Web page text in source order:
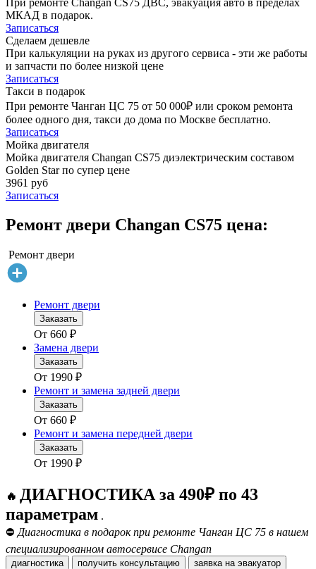
МКАД в подарок.
Записаться
Сделаем дешевле
При калькуляции на руках из другого сервиса - эти же работы
и запчасти по более низкой цене
Записаться
Такси в подарок
При ремонте Чанган ЦС 75 от 50 000₽ или сроком ремонта
более одного дня, такси до дома по Москве бесплатно.
Записаться
Мойка двигателя
Мойка двигателя Changan CS75 диэлектрическим составом
Golden Star по супер цене
3961 руб
Записаться
Ремонт двери Changan CS75 цена:
Ремонт двери
Ремонт двери
Заказать
От 660 ₽
Замена двери
Заказать
От 1990 ₽
Ремонт и замена задней двери
Заказать
От 660 ₽
Ремонт и замена передней двери
Заказать
От 1990 ₽
🔥 ДИАГНОСТИКА за 490₽ по 43
параметрам .
⛔ Диагностика в подарок при ремонте Чанган ЦС 75 в нашем
специализированном автосервисе Changan
диагностика получить консультацию заявка на эвакуатор